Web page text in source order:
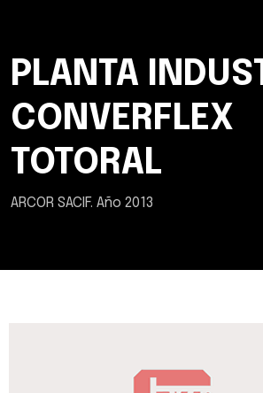
PLANTA
CONVERFLEX
TOTORAL
ARCOR SACIF. Año 2013